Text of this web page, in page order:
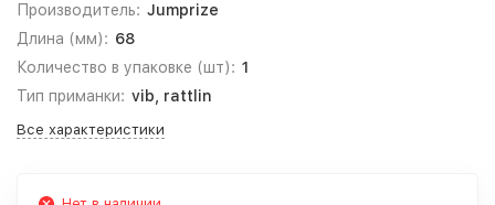
Производитель: Jumprize
Длина (мм): 68
Количество в упаковке (шт): 1
Тип приманки: vib, rattlin
Все характеристики